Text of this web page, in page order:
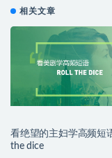
相关文章
看绝望的主妇学高频短
the dice